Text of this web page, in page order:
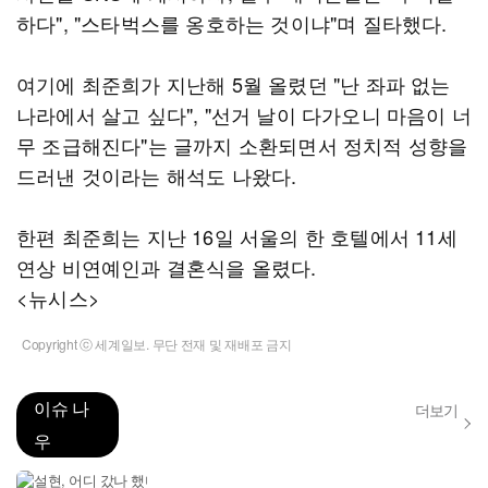
하다", "스타벅스를 옹호하는 것이냐"며 질타했다.
여기에 최준희가 지난해 5월 올렸던 "난 좌파 없는
나라에서 살고 싶다", "선거 날이 다가오니 마음이 너
무 조급해진다"는 글까지 소환되면서 정치적 성향을
드러낸 것이라는 해석도 나왔다.
한편 최준희는 지난 16일 서울의 한 호텔에서 11세
연상 비연예인과 결혼식을 올렸다.
<뉴시스>
Copyright ⓒ 세계일보. 무단 전재 및 재배포 금지
이슈 나
우
더보기